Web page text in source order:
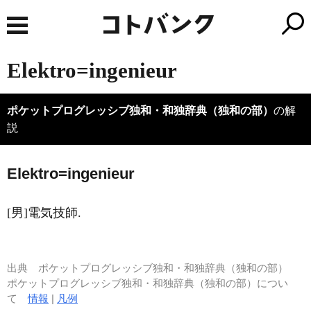
Elektro=ingenieur
ポケットプログレッシブ独和・和独辞典（独和の部） の解
説
Elektro=ingenieur
[男]電気技師.
出典 ポケットプログレッシブ独和・和独辞典（独和の部）
ポケットプログレッシブ独和・和独辞典（独和の部）につい
て情報 | 凡例